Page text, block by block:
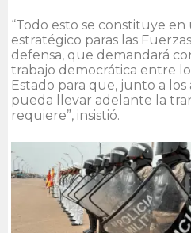
“Todo esto se constituye
estratégico paras las
defensa, que demandará
trabajo democrática entre
Estado para que, junto a
pueda llevar adelante la
requiere”, insistió.